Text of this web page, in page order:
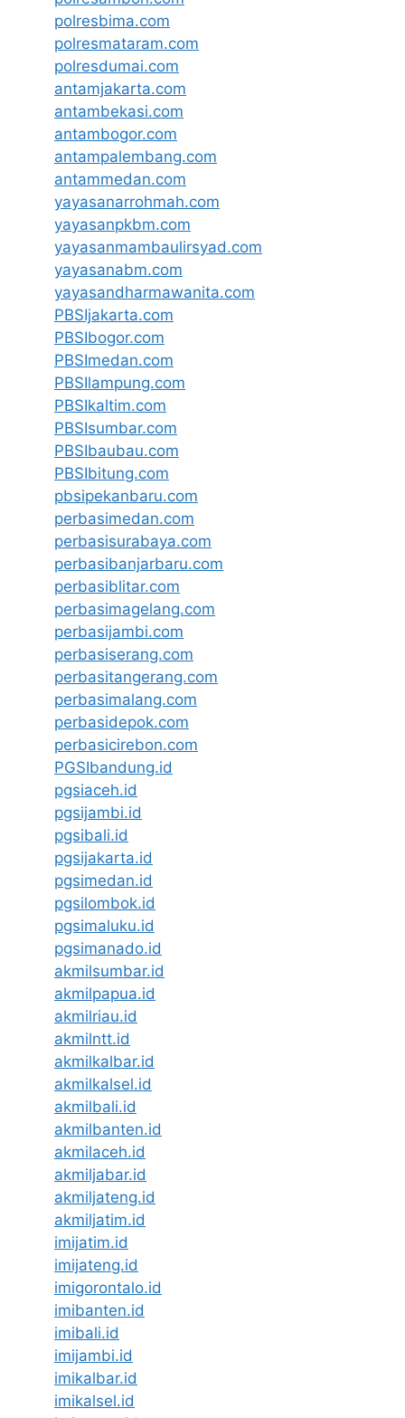
polresbima.com
polresmataram.com
polresdumai.com
antamjakarta.com
antambekasi.com
antambogor.com
antampalembang.com
antammedan.com
yayasanarrohmah.com
yayasanpkbm.com
yayasanmambaulirsyad.com
yayasanabm.com
yayasandharmawanita.com
PBSIjakarta.com
PBSIbogor.com
PBSImedan.com
PBSIlampung.com
PBSIkaltim.com
PBSIsumbar.com
PBSIbaubau.com
PBSIbitung.com
pbsipekanbaru.com
perbasimedan.com
perbasisurabaya.com
perbasibanjarbaru.com
perbasiblitar.com
perbasimagelang.com
perbasijambi.com
perbasiserang.com
perbasitangerang.com
perbasimalang.com
perbasidepok.com
perbasicirebon.com
PGSIbandung.id
pgsiaceh.id
pgsijambi.id
pgsibali.id
pgsijakarta.id
pgsimedan.id
pgsilombok.id
pgsimaluku.id
pgsimanado.id
akmilsumbar.id
akmilpapua.id
akmilriau.id
akmilntt.id
akmilkalbar.id
akmilkalsel.id
akmilbali.id
akmilbanten.id
akmilaceh.id
akmiljabar.id
akmiljateng.id
akmiljatim.id
imijatim.id
imijateng.id
imigorontalo.id
imibanten.id
imibali.id
imijambi.id
imikalbar.id
imikalsel.id